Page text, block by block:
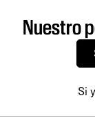
Nuestro
Si